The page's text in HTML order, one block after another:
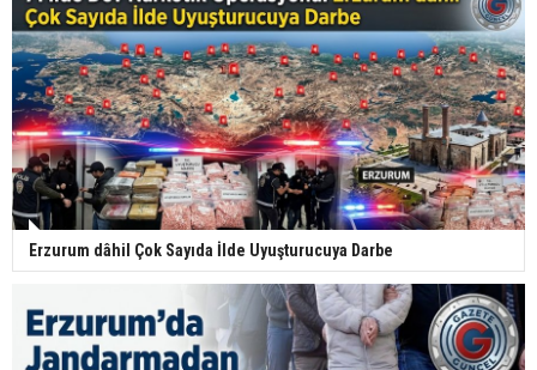
Erzurum dâhil Çok Sayıda İlde Uyuşturucuya Darbe